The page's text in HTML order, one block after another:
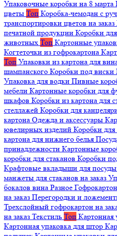
Упаковочные коробки на 8 марта
цветы Топ Коробка-чемодан с
транспортировки цветов на заказ
печатной продукции Коробки
животных Топ Картонные
Когтеточки из гофрокартона
Топ Упаковки из картона для
шампанского Коробки под виски
Упаковка для водки Пивные
мебели Картонные коробки для
шкафов Коробки из картона для
стеллажей Коробки для
картона Одежда и аксессуары
ювелирных изделий Коробки
картона для нижнего белья
принадлежности Картонные
коробки для стаканов Коробки
Крафтовые вкладыши для посуды
манжеты для стаканов на заказ
бокалов вина Разное Гофрокартон
на заказ Перегородки и
Трехслойный гофрокартон на
на заказ Текстиль Топ Картонная
Картонная упаковка для штор